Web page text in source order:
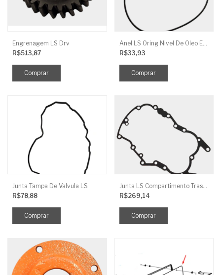
Engrenagem LS Drv
R$513,87
Anel LS Oring Nivel De Oleo EGQ125
R$33,93
Junta Tampa De Valvula LS
R$78,88
Junta LS Compartimento Traseiro EGQ155
R$269,14